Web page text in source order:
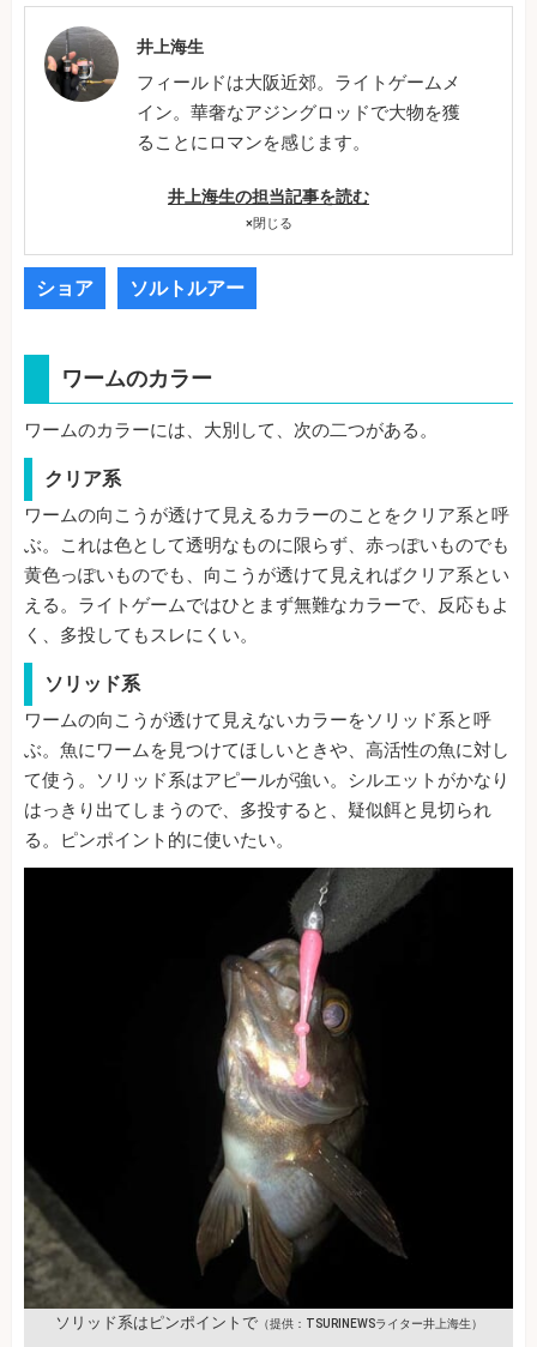
井上海生
フィールドは大阪近郊。ライトゲームメ
イン。華奢なアジングロッドで大物を獲
ることにロマンを感じます。
井上海生の担当記事を読む
×閉じる
ショア ソルトルアー
ワームのカラー
ワームのカラーには、大別して、次の二つがある。
クリア系
ワームの向こうが透けて見えるカラーのことをクリア系と呼
ぶ。これは色として透明なものに限らず、赤っぽいものでも
黄色っぽいものでも、向こうが透けて見えればクリア系とい
える。ライトゲームではひとまず無難なカラーで、反応もよ
く、多投してもスレにくい。
ソリッド系
ワームの向こうが透けて見えないカラーをソリッド系と呼
ぶ。魚にワームを見つけてほしいときや、高活性の魚に対し
て使う。ソリッド系はアピールが強い。シルエットがかなり
はっきり出てしまうので、多投すると、疑似餌と見切られ
る。ピンポイント的に使いたい。
ソリッド系はピンポイントで（提供：TSURINEWSライター井上海生）